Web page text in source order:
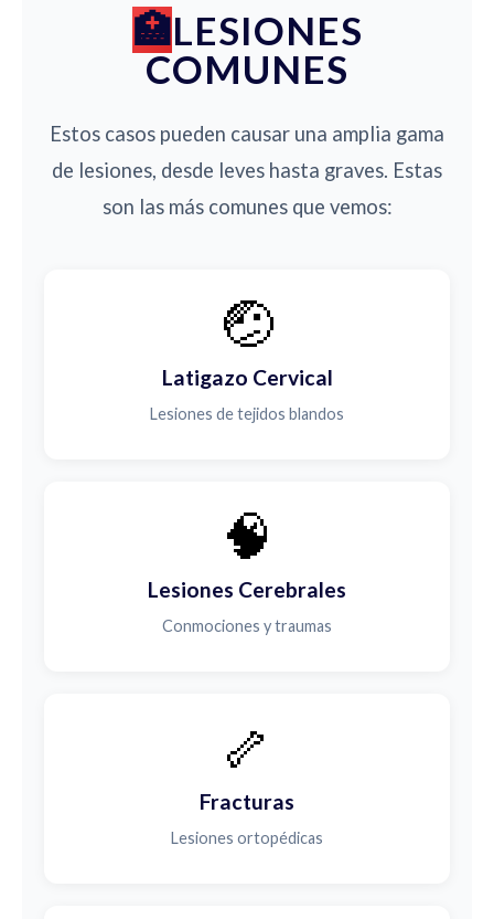
LESIONES
COMUNES
Estos casos pueden causar una amplia gama
de lesiones, desde leves hasta graves. Estas
son las más comunes que vemos:
🤕
Latigazo Cervical
Lesiones de tejidos blandos
🧠
Lesiones Cerebrales
Conmociones y traumas
🦴
Fracturas
Lesiones ortopédicas